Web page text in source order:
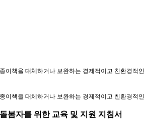
이책을 대체하거나 보완하는 경제적이고 친환경적인
이책을 대체하거나 보완하는 경제적이고 친환경적인
봄자를 위한 교육 및 지원 지침서